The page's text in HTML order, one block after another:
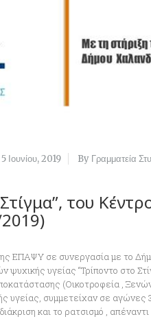
5 Ιουνίου, 2019 By Γραμματεία
του
ΕΠΑΨΥ σε συνεργασία με το
υγείας “Τρίποντο στο
(Οικοτροφεία ,
υγείας, συμμετείχαν σε αγώνες
και το ρατσισμό ,